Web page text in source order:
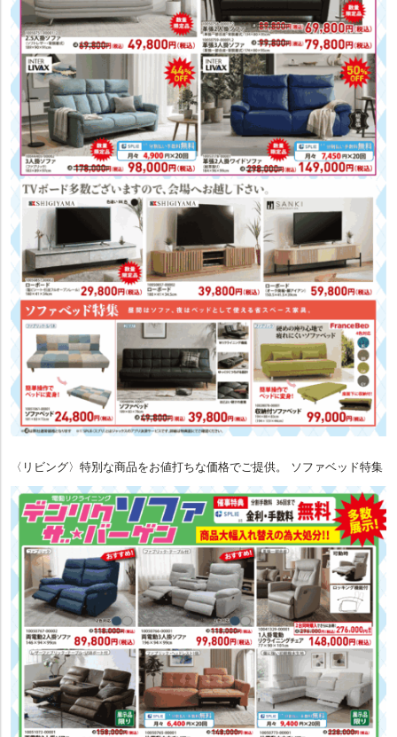
〈リビング〉特別な商品をお値打ちな価格でご提供。 ソファベッド特集